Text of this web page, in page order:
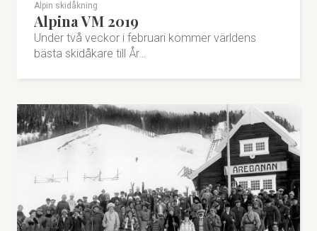
Alpin skidåkning
Alpina VM 2019
Under två veckor i februari kommer världens
bästa skidåkare till År…